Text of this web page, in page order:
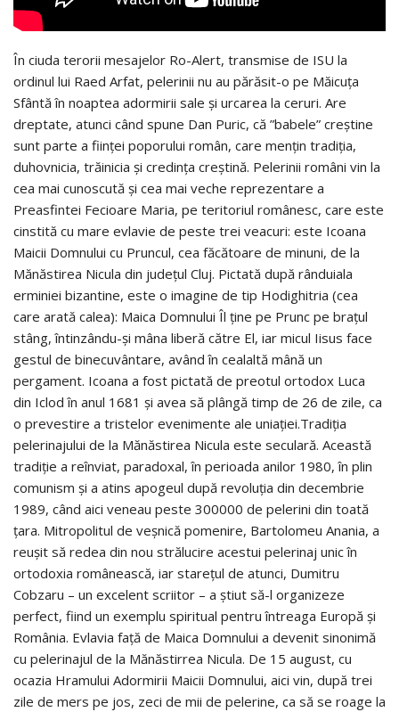
În ciuda terorii mesajelor Ro-Alert, transmise de ISU la
ordinul lui Raed Arfat, pelerinii nu au părăsit-o pe Măicuța
Sfântă în noaptea adormirii sale și urcarea la ceruri. Are
dreptate, atunci când spune Dan Puric, că ”babele” creștine
sunt parte a ființei poporului român, care mențin tradiția,
duhovnicia, trăinicia și credința creștină. Pelerinii români vin la
cea mai cunoscută și cea mai veche reprezentare a
Preasfintei Fecioare Maria, pe teritoriul românesc, care este
cinstită cu mare evlavie de peste trei veacuri: este Icoana
Maicii Domnului cu Pruncul, cea făcătoare de minuni, de la
Mănăstirea Nicula din județul Cluj. Pictată după rânduiala
erminiei bizantine, este o imagine de tip Hodighitria (cea
care arată calea): Maica Domnului Îl ţine pe Prunc pe braţul
stâng, întinzându-şi mâna liberă către El, iar micul Iisus face
gestul de binecuvântare, având în cealaltă mână un
pergament. Icoana a fost pictată de preotul ortodox Luca
din Iclod în anul 1681 și avea să plângă timp de 26 de zile, ca
o prevestire a tristelor evenimente ale uniației.Tradiția
pelerinajului de la Mănăstirea Nicula este seculară. Această
tradiție a reînviat, paradoxal, în perioada anilor 1980, în plin
comunism și a atins apogeul după revoluția din decembrie
1989, când aici veneau peste 300000 de pelerini din toată
țara. Mitropolitul de veșnică pomenire, Bartolomeu Anania, a
reușit să redea din nou strălucire acestui pelerinaj unic în
ortodoxia românească, iar starețul de atunci, Dumitru
Cobzaru – un excelent scriitor – a știut să-l organizeze
perfect, fiind un exemplu spiritual pentru întreaga Europă și
România. Evlavia față de Maica Domnului a devenit sinonimă
cu pelerinajul de la Mănăstirrea Nicula. De 15 august, cu
ocazia Hramului Adormirii Maicii Domnului, aici vin, după trei
zile de mers pe jos, zeci de mii de pelerine, ca să se roage la